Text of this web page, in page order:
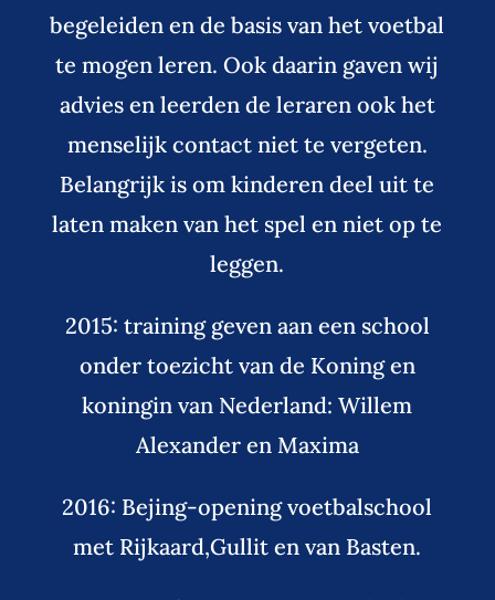
begeleiden en de basis van het voetbal
te mogen leren. Ook daarin gaven wij
advies en leerden de leraren ook het
menselijk contact niet te vergeten.
Belangrijk is om kinderen deel uit te
laten maken van het spel en niet op te
leggen.
2015: training geven aan een school
onder toezicht van de Koning en
koningin van Nederland: Willem
Alexander en Maxima
2016: Bejing-opening voetbalschool
met Rijkaard,Gullit en van Basten.